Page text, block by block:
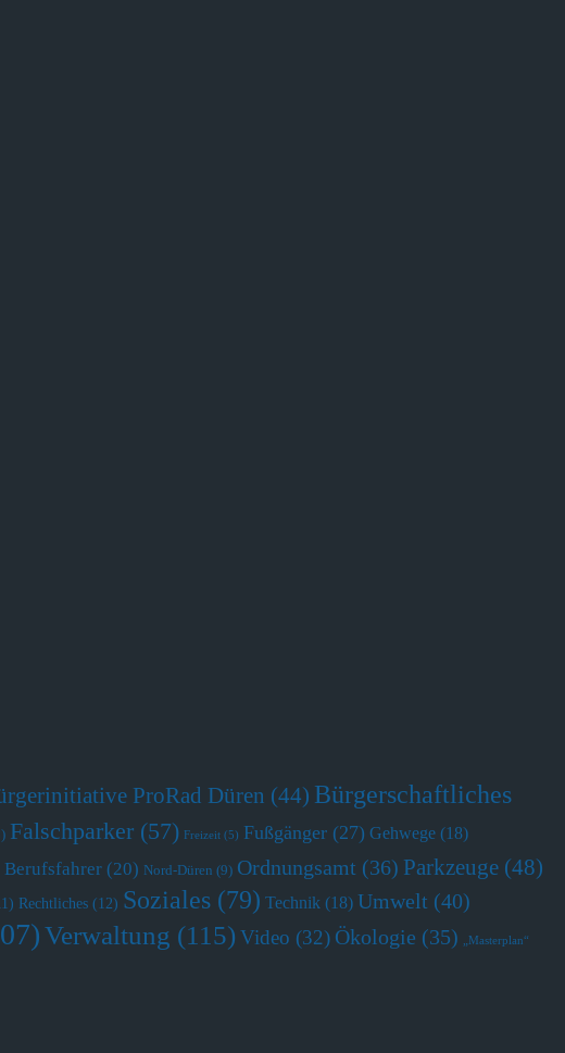
ProRad Düren (44) Bürgerschaftliches
Falschparker (57) Freizeit (5) Fußgänger (27) Gehwege (18)
(20) Nord-Düren (9) Ordnungsamt (36) Parkzeuge (48)
Rechtliches (12) Soziales (79) Technik (18) Umwelt (40)
Verwaltung (115) Video (32) Ökologie (35)
„Masterplan“